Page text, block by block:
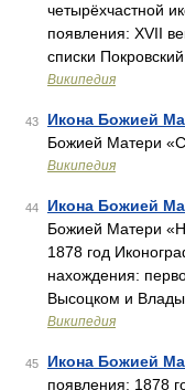
четырёхчастной
появления: XVII
списки
Википедия
43 Икона Божией
Божией Матери
Википедия
44 Икона Божией
Божией Матери
1878 год
нахождения:
Высоцком и
Википедия
45 Икона Божией
появления: 1878